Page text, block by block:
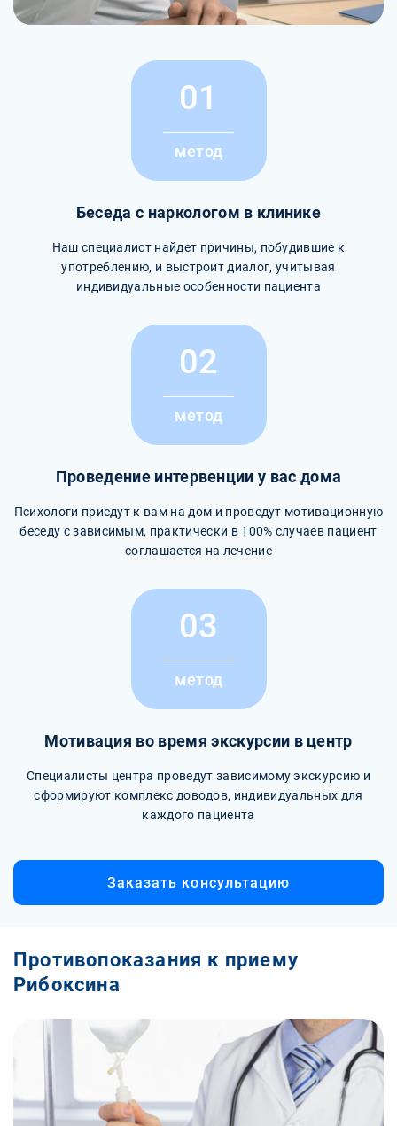
01
метод
Беседа с наркологом в клинике
Наш специалист найдет причины, побудившие к
употреблению, и выстроит диалог, учитывая
индивидуальные особенности пациента
02
метод
Проведение интервенции у вас дома
Психологи приедут к вам на дом и проведут мотивационную
беседу с зависимым, практически в 100% случаев пациент
соглашается на лечение
03
метод
Мотивация во время экскурсии в центр
Специалисты центра проведут зависимому экскурсию и
сформируют комплекс доводов, индивидуальных для
каждого пациента
Заказать консультацию
Противопоказания к приему
Рибоксина